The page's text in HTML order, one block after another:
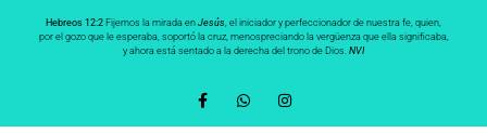
Hebreos 12:2 Fijemos la mirada en Jesús, el iniciador y perfeccionador de nuestra fe, quien,
por el gozo que le esperaba, soportó la cruz, menospreciando la vergüenza que ella significaba,
y ahora está sentado a la derecha del trono de Dios. NVI